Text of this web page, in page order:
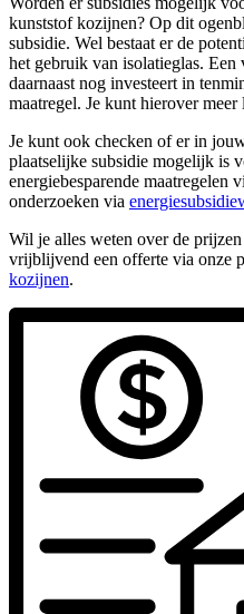
kunststof kozijnen? Op dit
subsidie. Wel bestaat er de
het gebruik van isolatieglas.
daarnaast nog investeert in
maatregel. Je kunt hierover meer
Je kunt ook checken of er in
plaatselijke subsidie mogelijk is
energiebesparende
onderzoeken via
Wil je alles weten over de
vrijblijvend een offerte via onze
kozijnen.